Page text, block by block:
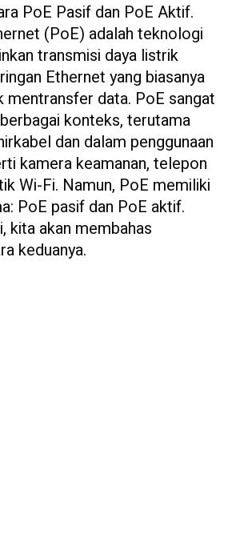
PoE Pasif dan PoE Aktif.
(PoE) adalah teknologi
transmisi daya listrik
Ethernet yang biasanya
mentransfer data. PoE sangat
konteks, terutama
dan dalam penggunaan
kamera keamanan, telepon
Wi-Fi. Namun, PoE memiliki
PoE pasif dan PoE aktif.
kita akan membahas
keduanya.